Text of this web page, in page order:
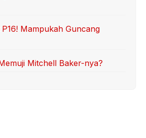
Mampukah Guncang
Mitchell Baker-nya?